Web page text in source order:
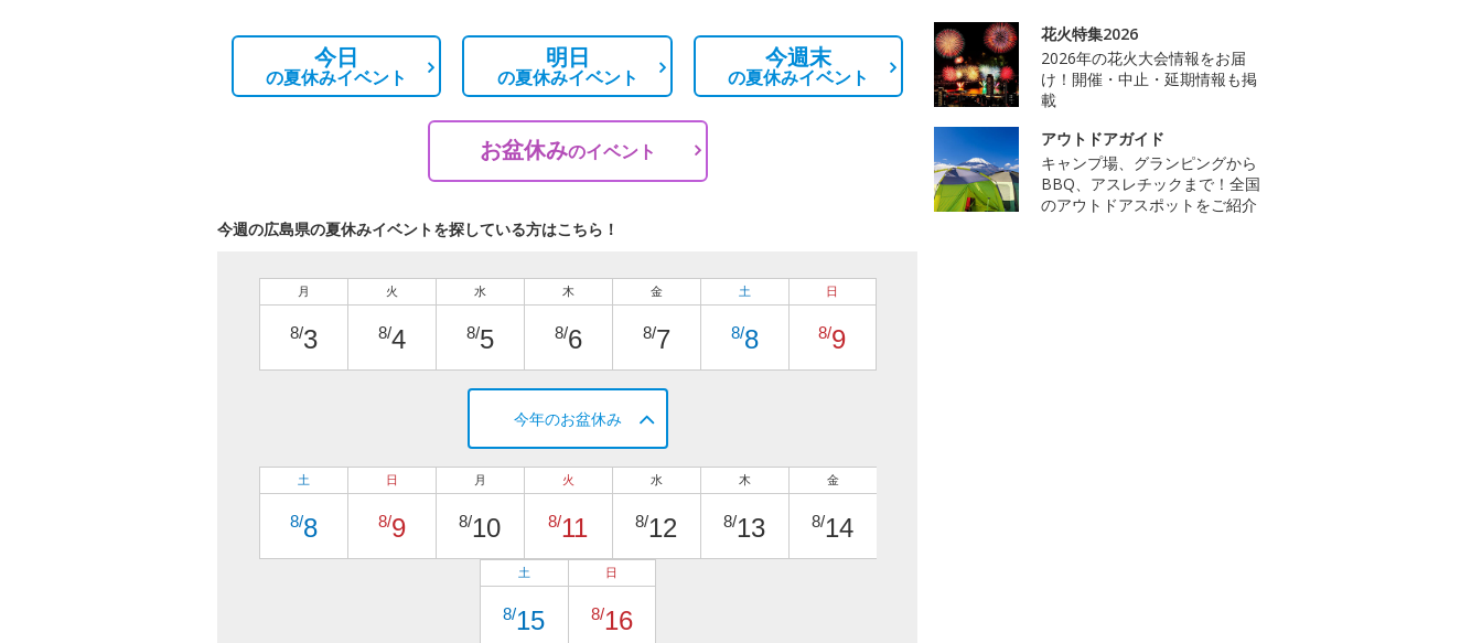
今日
の夏休みイベント
明日
の夏休みイベント
今週末
の夏休みイベント
お盆休みのイベント
今週の広島県の夏休みイベントを探している方はこちら！
月
8/3
火
8/4
水
8/5
木
8/6
金
8/7
土
8/8
日
8/9
今年のお盆休み
土
8/8
日
8/9
月
8/10
火
8/11
水
8/12
木
8/13
金
8/14
土
8/15
日
8/16
花火特集2026
2026年の花火大会情報をお届
け！開催・中止・延期情報も掲
載
アウトドアガイド
キャンプ場、グランピングから
BBQ、アスレチックまで！全国
のアウトドアスポットをご紹介